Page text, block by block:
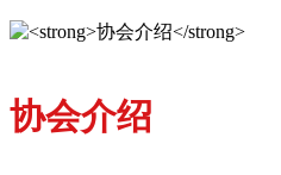
协会介绍